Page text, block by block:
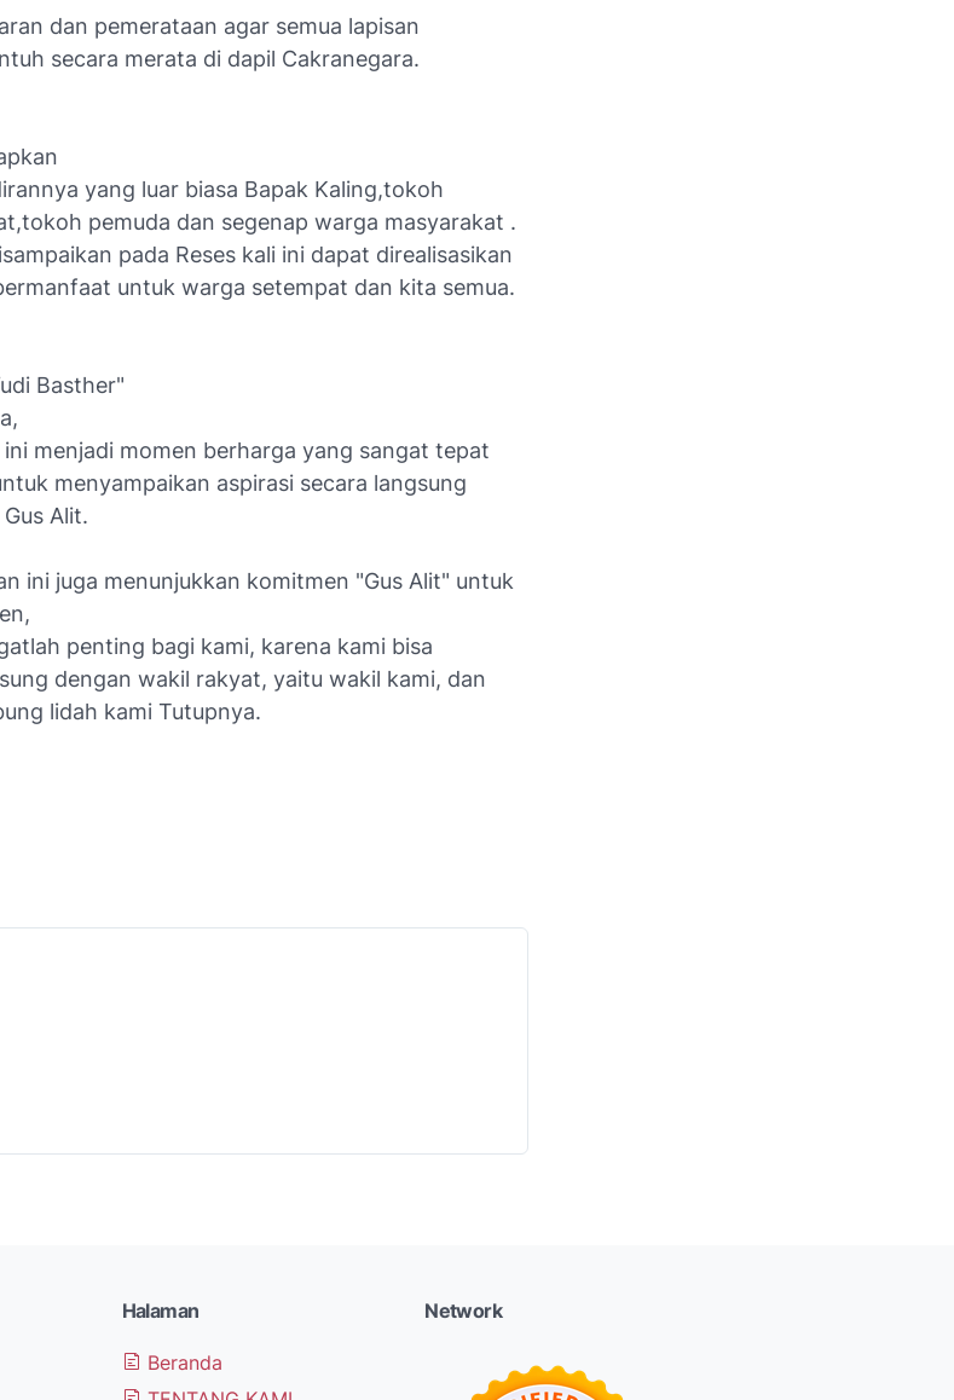
dan pemerataan agar semua lapisan
secara merata di dapil Cakranegara.
yang luar biasa Bapak Kaling,tokoh
pemuda dan segenap warga masyarakat .
pada Reses kali ini dapat direalisasikan
untuk warga setempat dan kita semua.
Basther"
menjadi momen berharga yang sangat tepat
menyampaikan aspirasi secara langsung
Alit.
ini juga menunjukkan komitmen "Gus Alit" untuk
penting bagi kami, karena kami bisa
dengan wakil rakyat, yaitu wakil kami, dan
lidah kami Tutupnya.
Halaman
Beranda
Network